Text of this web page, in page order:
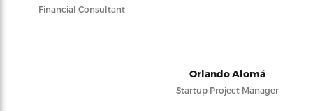
Financial Consultant
Orlando Alomá
Startup Project Manager